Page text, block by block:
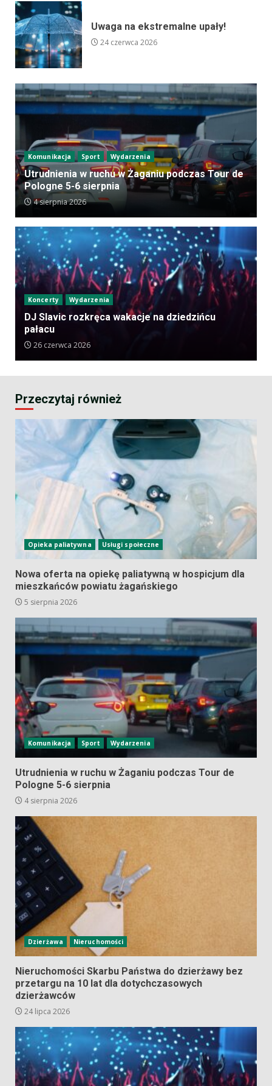
Uwaga na ekstremalne upały!
24 czerwca 2026
Komunikacja Sport Wydarzenia
Utrudnienia w ruchu w Żaganiu podczas Tour de
Pologne 5-6 sierpnia
4 sierpnia 2026
Koncerty Wydarzenia
DJ Slavic rozkręca wakacje na dziedzińcu
pałacu
26 czerwca 2026
Przeczytaj również
Opieka paliatywna Usługi społeczne
Nowa oferta na opiekę paliatywną w hospicjum dla
mieszkańców powiatu żagańskiego
5 sierpnia 2026
Komunikacja Sport Wydarzenia
Utrudnienia w ruchu w Żaganiu podczas Tour de
Pologne 5-6 sierpnia
4 sierpnia 2026
Dzierżawa Nieruchomości
Nieruchomości Skarbu Państwa do dzierżawy bez
przetargu na 10 lat dla dotychczasowych
dzierżawców
24 lipca 2026